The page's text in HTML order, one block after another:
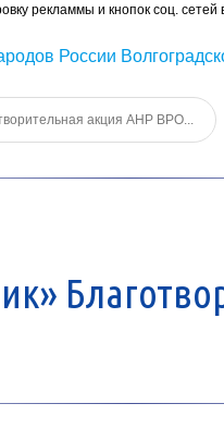
рекламмы и кнопок соц.
России
акция АНР ВРО...